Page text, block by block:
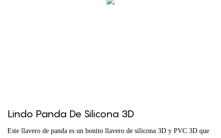
Lindo Panda De Silicona 3D
Este llavero de panda es un bonito llavero de silicona 3D y PVC 3D que